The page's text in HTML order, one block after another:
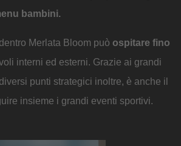
bambini.
Merlata Bloom può ospitare fino
interni ed esterni. Grazie ai grandi
punti strategici inoltre, è anche il
insieme i grandi eventi sportivi.